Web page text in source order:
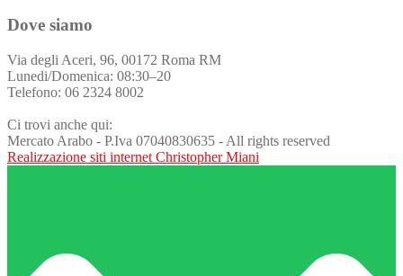
Dove siamo
Via degli Aceri, 96, 00172 Roma RM
Lunedi/Domenica: 08:30–20
Telefono: 06 2324 8002
Ci trovi anche qui:
Mercato Arabo - P.Iva 07040830635 - All rights reserved
Realizzazione siti internet Christopher Miani